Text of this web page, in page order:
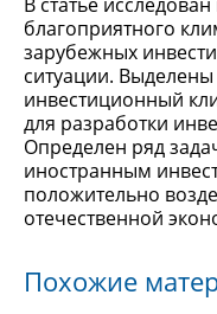
благоприятного
зарубежных
ситуации.
инвестиционный
для разработки
Определен ряд
иностранным
положительно
отечественной
Похожие